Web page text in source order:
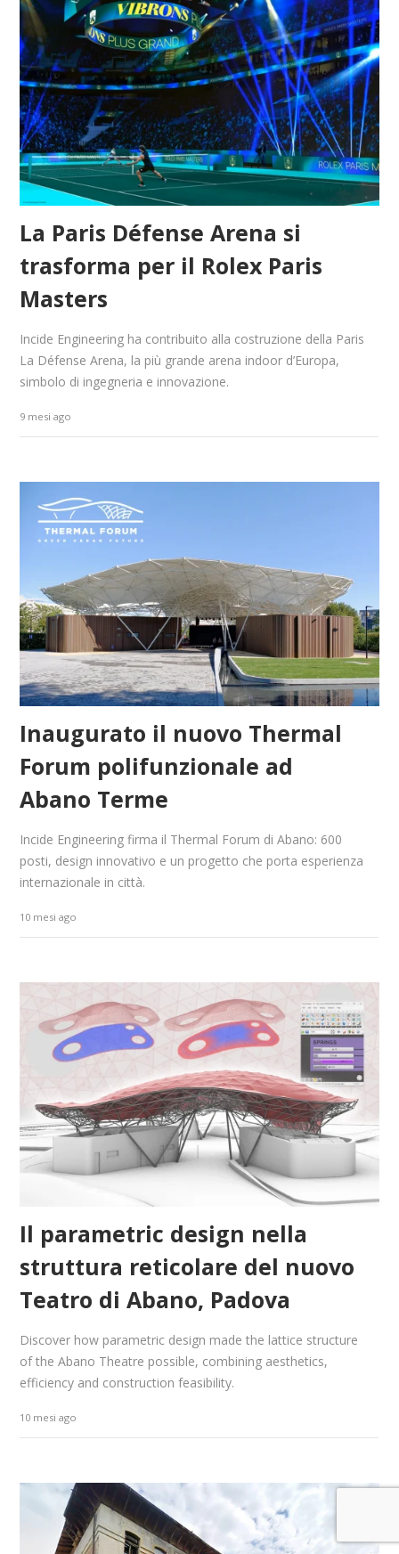
La Paris Défense Arena si
trasforma per il Rolex Paris
Masters
Incide Engineering ha contribuito alla costruzione della Paris
La Défense Arena, la più grande arena indoor d’Europa,
simbolo di ingegneria e innovazione.
9 mesi ago
Inaugurato il nuovo Thermal
Forum polifunzionale ad
Abano Terme
Incide Engineering firma il Thermal Forum di Abano: 600
posti, design innovativo e un progetto che porta esperienza
internazionale in città.
10 mesi ago
Il parametric design nella
struttura reticolare del nuovo
Teatro di Abano, Padova
Discover how parametric design made the lattice structure
of the Abano Theatre possible, combining aesthetics,
efficiency and construction feasibility.
10 mesi ago